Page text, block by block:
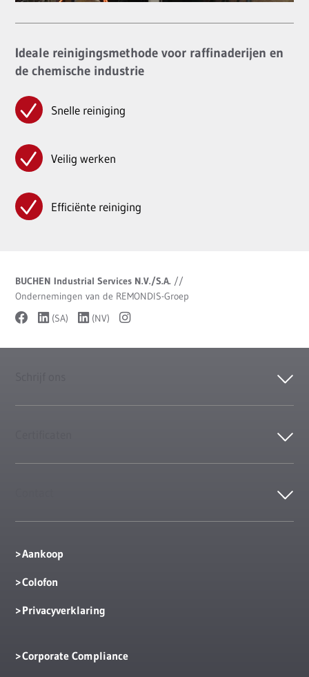
Ideale reinigingsmethode voor raffinaderijen en
de chemische industrie
Snelle reiniging
Veilig werken
Efficiënte reiniging
BUCHEN Industrial Services N.V./S.A. //
Ondernemingen van de REMONDIS-Groep
(SA)
(NV)
Aankoop
Colofon
Privacyverklaring
Corporate Compliance